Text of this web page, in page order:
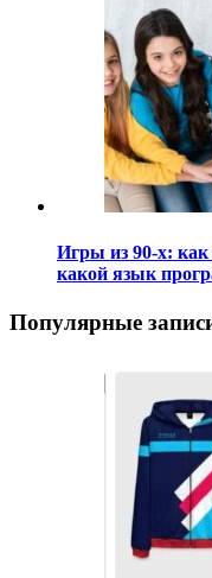
Игры из 90-х: как
какой язык
Популярные